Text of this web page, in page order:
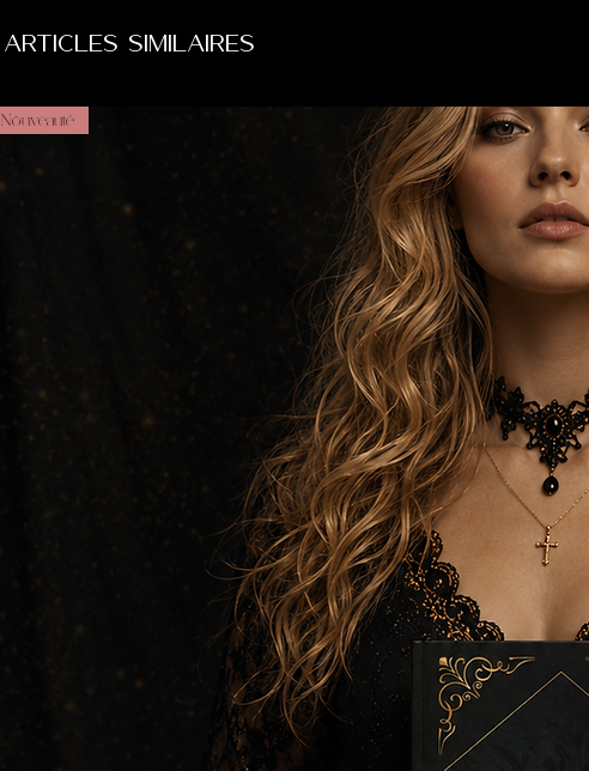
Articles similaires
Nouveauté